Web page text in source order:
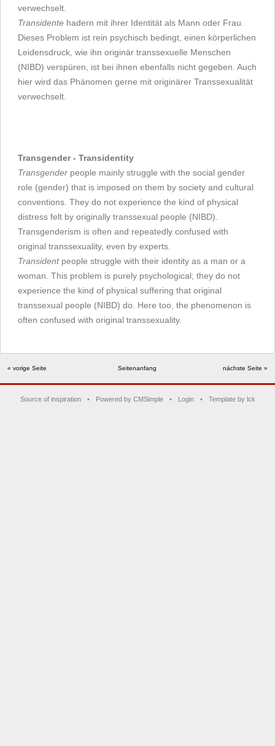
verwechselt.
Transidente hadern mit ihrer Identität als Mann oder Frau.
Dieses Problem ist rein psychisch bedingt, einen körperlichen
Leidensdruck, wie ihn originär transsexuelle Menschen
(NIBD) verspüren, ist bei ihnen ebenfalls nicht gegeben. Auch
hier wird das Phänomen gerne mit originärer Transsexualität
verwechselt.
Transgender - Transidentity
Transgender people mainly struggle with the social gender
role (gender) that is imposed on them by society and cultural
conventions. They do not experience the kind of physical
distress felt by originally transsexual people (NIBD).
Transgenderism is often and repeatedly confused with
original transsexuality, even by experts.
Transidentpeople struggle with their identity as a man or a
woman. This problem is purely psychological; they do not
experience the kind of physical suffering that original
transsexual people (NIBD) do. Here too, the phenomenon is
often confused with original transsexuality.
« vorige Seite Seitenanfang nächste Seite »
Source of inspiration • Powered by CMSimple • Login • Template by lck